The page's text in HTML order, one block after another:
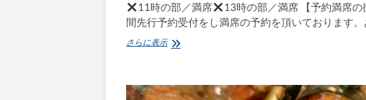
11時の部／満席
13時の部／満席 【予約満席
間先行予約受付をし満席の予約を頂いております
さらに表示『夏
り